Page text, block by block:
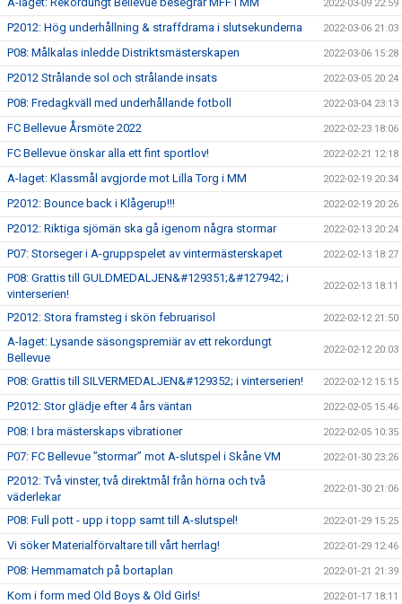
2022-03-09 22:59
P2012: Hög underhållning & straffdrama i slutsekunderna 2022-03-06 21:03
P08: Målkalas inledde Distriktsmästerskapen 2022-03-06 15:28
P2012 Strålande sol och strålande insats 2022-03-05 20:24
P08: Fredagkväll med underhållande fotboll 2022-03-04 23:13
FC Bellevue Årsmöte 2022 2022-02-23 18:06
FC Bellevue önskar alla ett fint sportlov! 2022-02-21 12:18
A-laget: Klassmål avgjorde mot Lilla Torg i MM 2022-02-19 20:34
P2012: Bounce back i Klågerup!!! 2022-02-19 20:26
P2012: Riktiga sjömän ska gå igenom några stormar 2022-02-13 20:24
P07: Storseger i A-gruppspelet av vintermästerskapet 2022-02-13 18:27
P08: Grattis till GULDMEDALJEN&#129351;&#127942; i
vinterserien!
2022-02-13 18:11
P2012: Stora framsteg i skön februarisol 2022-02-12 21:50
A-laget: Lysande säsongspremiär av ett rekordungt
Bellevue
2022-02-12 20:03
P08: Grattis till SILVERMEDALJEN&#129352; i vinterserien! 2022-02-12 15:15
P2012: Stor glädje efter 4 års väntan 2022-02-05 15:46
P08: I bra mästerskaps vibrationer 2022-02-05 10:35
P07: FC Bellevue ”stormar” mot A-slutspel i Skåne VM 2022-01-30 23:26
P2012: Två vinster, två direktmål från hörna och två
väderlekar
2022-01-30 21:06
P08: Full pott - upp i topp samt till A-slutspel! 2022-01-29 15:25
Vi söker Materialförvaltare till vårt herrlag! 2022-01-29 12:46
P08: Hemmamatch på bortaplan 2022-01-21 21:39
Kom i form med Old Boys & Old Girls! 2022-01-17 18:11